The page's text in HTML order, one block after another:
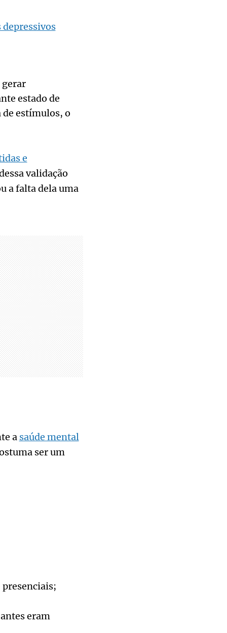
gerar
estado de
estímulos, o
e
validação
a falta dela uma
a saúde mental
ser um
eram